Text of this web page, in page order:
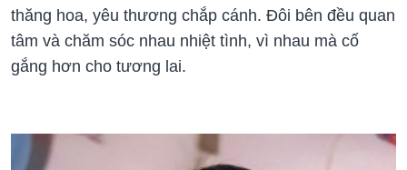
thăng hoa, yêu thương chắp cánh. Đôi bên đều quan
tâm và chăm sóc nhau nhiệt tình, vì nhau mà cố
gắng hơn cho tương lai.